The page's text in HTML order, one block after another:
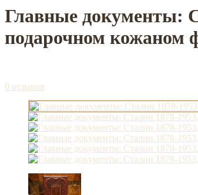
Главные документы:
подарочном кожаном
0 отзывов